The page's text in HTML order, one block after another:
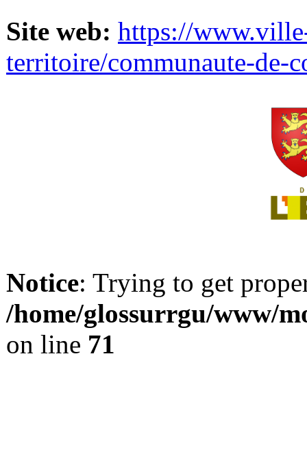
Site web: https://
territoire/communaute-de-
Notice: Trying to get
/home/glossurrgu/www/
on line 71